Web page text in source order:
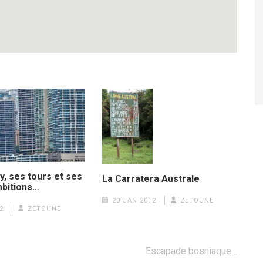
ses tours et ses
ZETOUNE
La Carratera Australe
20 JAN 2012 ZETOUNE
Escapade bosniaque…